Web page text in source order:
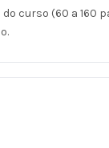
curso (60 a 160